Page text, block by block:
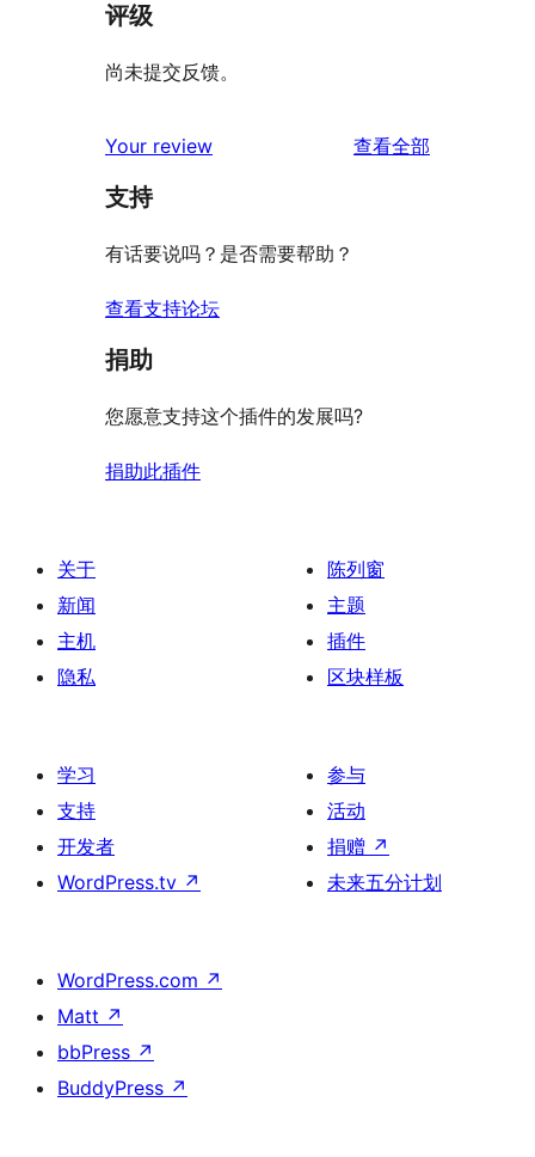
评级
尚未提交反馈。
Your review 查看全部
支持
有话要说吗？是否需要帮助？
查看支持论坛
捐助
您愿意支持这个插件的发展吗?
捐助此插件
关于
新闻
主机
隐私
陈列窗
主题
插件
区块样板
学习
支持
开发者
WordPress.tv ↗
参与
活动
捐赠 ↗
未来五分计划
WordPress.com ↗
Matt ↗
bbPress ↗
BuddyPress ↗